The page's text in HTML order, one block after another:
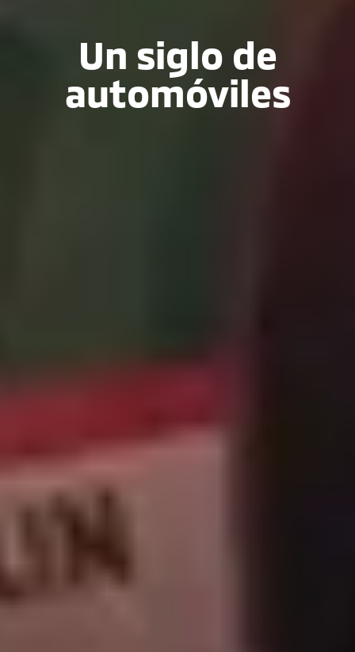
Un siglo de
automóviles